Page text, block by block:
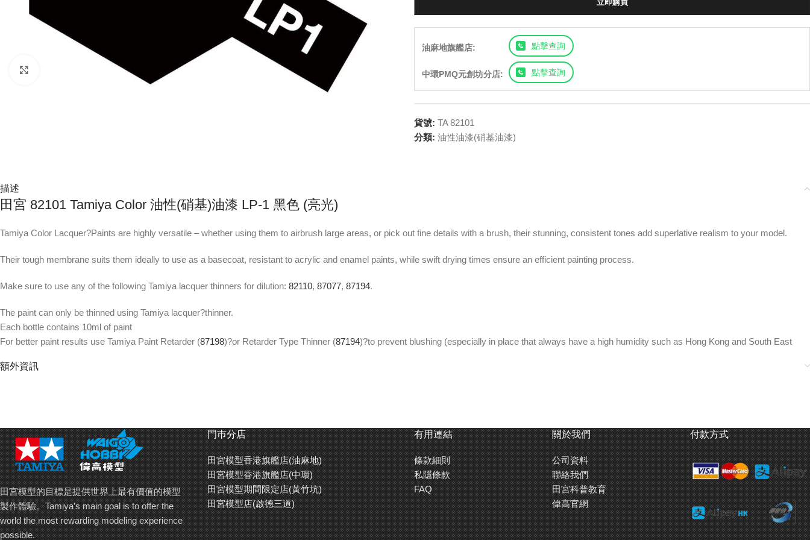
立即購買
油麻地旗艦店: 點擊查詢
中環PMQ元創坊分店: 點擊查詢
貨號: TA 82101
分類: 油性油漆(硝基油漆)
描述
田宮 82101 Tamiya Color 油性(硝基)油漆 LP-1 黑色 (亮光)
Tamiya Color Lacquer?Paints are highly versatile – whether using them to airbrush large areas, or pick out fine details with a brush, their stunning, consistent tones add superlative realism to your model.
Their tough membrane suits them ideally to use as a basecoat, resistant to acrylic and enamel paints, while swift drying times ensure an efficient painting process.
Make sure to use any of the following Tamiya lacquer thinners for dilution: 82110, 87077, 87194.
The paint can only be thinned using Tamiya lacquer?thinner.
Each bottle contains 10ml of paint
For better paint results use Tamiya Paint Retarder (87198)?or Retarder Type Thinner (87194)?to prevent blushing (especially in place that always have a high humidity such as Hong Kong and South East
田宮油性(硝基)油漆用途廣泛?- 用噴槍為大面積上色，或是用筆掃繪畫細緻部分，田宮油性油漆的鮮艷發色度都能夠令你的模型增添真實感。
如需稀釋請用田宮油性油漆專用稀釋劑
每瓶包含10毫升油漆
可使用田宮油性油漆緩凝劑(87198)或田宮油性稀釋劑(添加緩凝劑配方)(87194)以避免塗膜白化現象(尤其是於如香港或東南亞等長期潮濕的地區)
Product Sample 產品外觀:
額外資訊
田宮模型的目標是提供世界上最有價值的模型
製作體驗。Tamiya’s main goal is to offer the
world the most rewarding modeling experience
possible.
門巿分店
田宮模型香港旗艦店(油麻地)
田宮模型香港旗艦店(中環)
田宮模型期間限定店(黃竹坑)
田宮模型店(啟德三道)
有用連結
條款細則
私隱條款
FAQ
關於我們
公司資料
聯絡我們
田宮科普教育
偉高官網
付款方式